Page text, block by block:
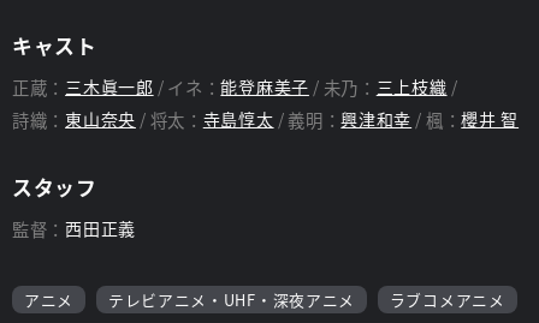
キャスト
正蔵： 三木眞一郎 イネ：能登麻美子 未乃： 三上枝織
詩織： 東山奈央 将太： 寺島惇太 義明：興津和幸 楓：櫻井 智
スタッフ
監督：西田正義
アニメ テレビアニメ・UHF・深夜アニメ
ラブコメアニメ